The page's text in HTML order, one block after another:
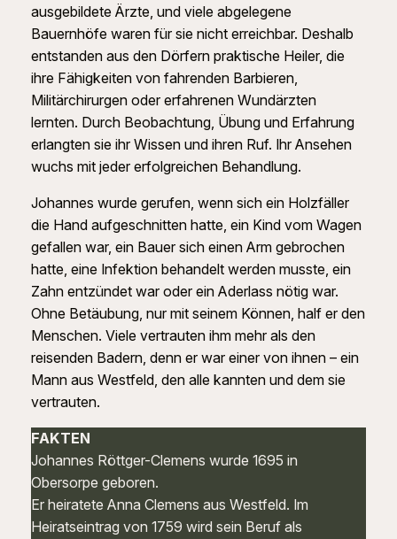
ausgebildete Ärzte, und viele abgelegene
Bauernhöfe waren für sie nicht erreichbar. Deshalb
entstanden aus den Dörfern praktische Heiler, die
ihre Fähigkeiten von fahrenden Barbieren,
Militärchirurgen oder erfahrenen Wundärzten
lernten. Durch Beobachtung, Übung und Erfahrung
erlangten sie ihr Wissen und ihren Ruf. Ihr Ansehen
wuchs mit jeder erfolgreichen Behandlung.
Johannes wurde gerufen, wenn sich ein Holzfäller
die Hand aufgeschnitten hatte, ein Kind vom Wagen
gefallen war, ein Bauer sich einen Arm gebrochen
hatte, eine Infektion behandelt werden musste, ein
Zahn entzündet war oder ein Aderlass nötig war.
Ohne Betäubung, nur mit seinem Können, half er den
Menschen. Viele vertrauten ihm mehr als den
reisenden Badern, denn er war einer von ihnen – ein
Mann aus Westfeld, den alle kannten und dem sie
vertrauten.
FAKTEN
Johannes Röttger-Clemens wurde 1695 in
Obersorpe geboren.
Er heiratete Anna Clemens aus Westfeld. Im
Heiratseintrag von 1759 wird sein Beruf als